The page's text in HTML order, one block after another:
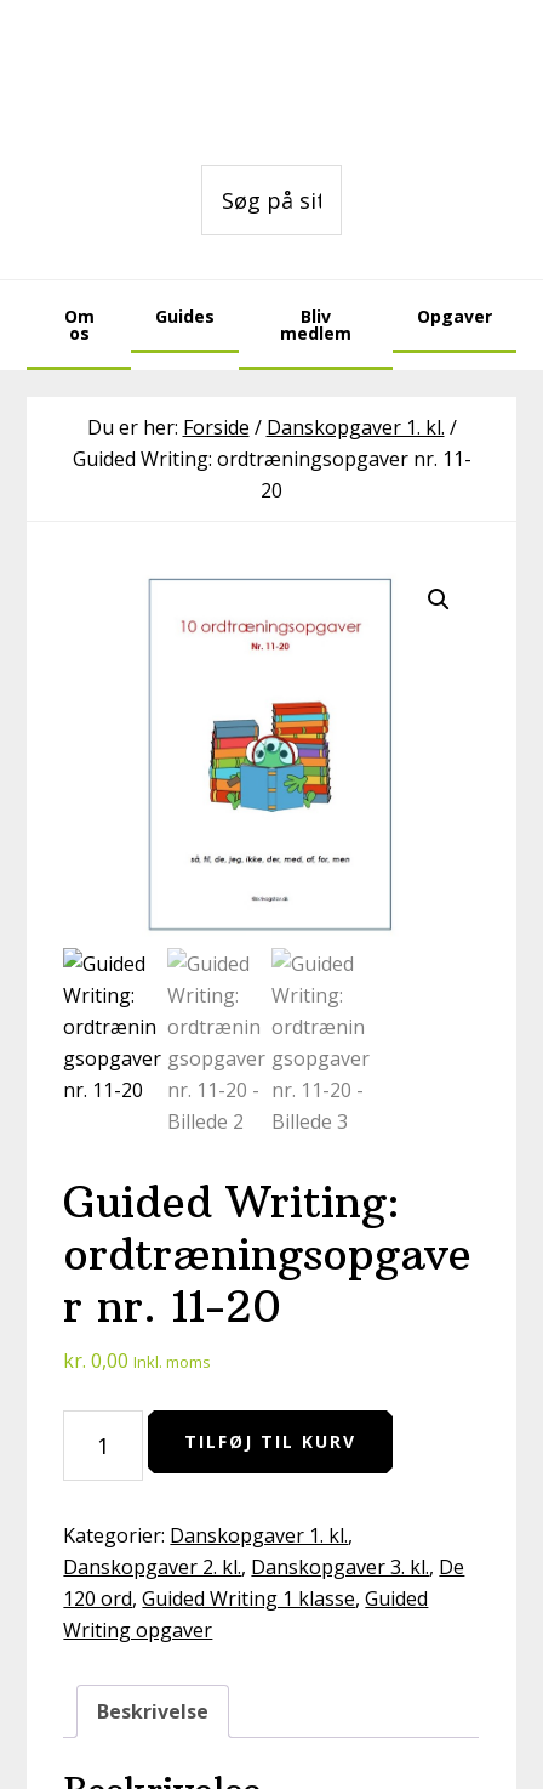
på
sitet
Om
os
Guides Bliv
medlem
Opgaver
Du er her: Forside / Danskopgaver 1. kl. /
Guided Writing: ordtræningsopgaver nr. 11-
20
Guided Writing:
ordtræningsopgave
r nr. 11-20
kr. 0,00 Inkl. moms
Writing:
ordtræningsopgaver
11-
20
antal
TILFØJ TIL KURV
Kategorier: Danskopgaver 1. kl.,
Danskopgaver 2. kl., Danskopgaver 3. kl., De
120 ord,Guided Writing 1 klasse,Guided
Writing opgaver
Beskrivelse